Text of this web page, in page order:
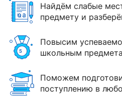
Найдём слабые
предмету и
Повысим
школьным
Поможем
поступлению в